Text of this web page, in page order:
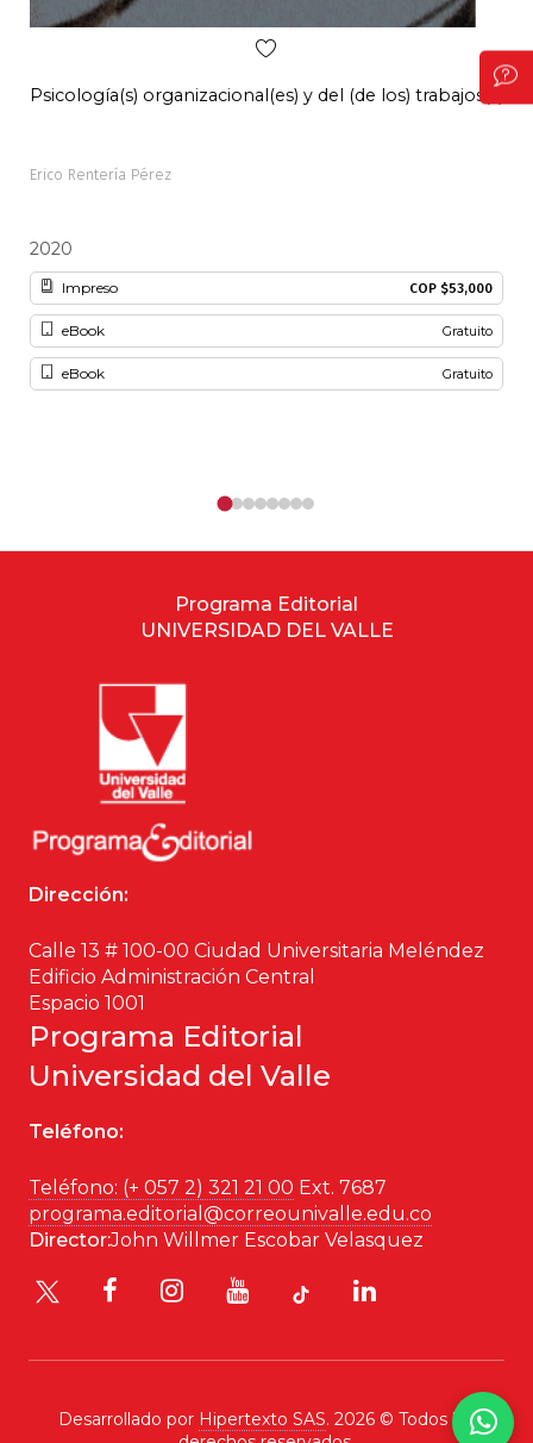
Psicología(s) organizacional(es) y del (de los) trabajos(s)
Erico Rentería Pérez
2020
Impreso COP $53,000
eBook Gratuito
eBook Gratuito
Programa Editorial
UNIVERSIDAD DEL VALLE
Dirección:
Calle 13 # 100-00 Ciudad Universitaria Meléndez
Edificio Administración Central
Espacio 1001
Programa Editorial
Universidad del Valle
Teléfono:
Teléfono: (+ 057 2) 321 21 00 Ext. 7687
programa.editorial@correounivalle.edu.co
Director:John Willmer Escobar Velasquez
Desarrollado por Hipertexto SAS. 2026 © Todos los